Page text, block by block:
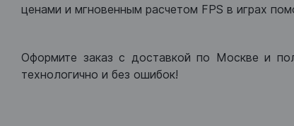
ценами и мгновенным расчетом FPS в играх
Оформите заказ с доставкой по Москве и
технологично и без ошибок!